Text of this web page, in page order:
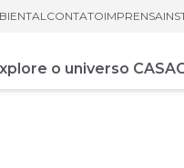
CONTATOIMPRENSA
de busca
pelo menos três